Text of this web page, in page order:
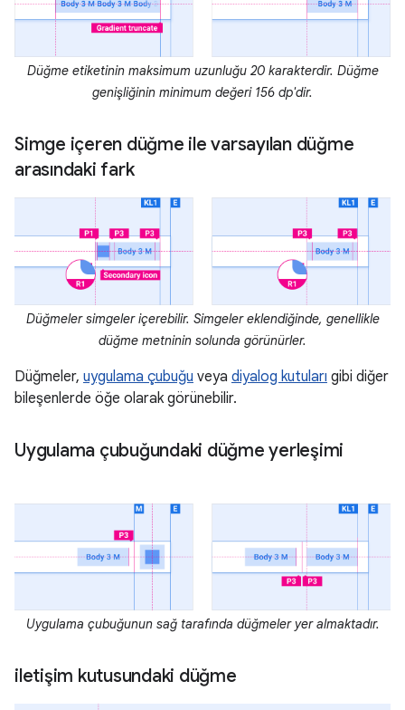
Düğme etiketinin maksimum uzunluğu 20 karakterdir. Düğme
genişliğinin minimum değeri 156 dp'dir.
Simge içeren düğme ile varsayılan düğme
arasındaki fark
Düğmeler simgeler içerebilir. Simgeler eklendiğinde, genellikle
düğme metninin solunda görünürler.
Düğmeler, uygulama çubuğu veya diyalog kutuları gibi diğer
bileşenlerde öğe olarak görünebilir.
Uygulama çubuğundaki düğme yerleşimi
Uygulama çubuğunun sağ tarafında düğmeler yer almaktadır.
iletişim kutusundaki düğme